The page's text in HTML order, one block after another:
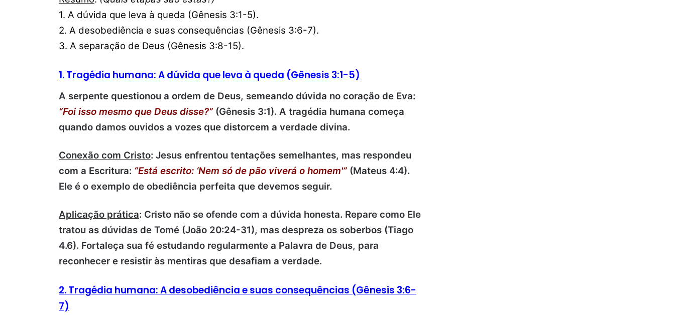
1. A dúvida que leva à queda (Gênesis 3:1-5).
2. A desobediência e suas consequências (Gênesis 3:6-7).
3. A separação de Deus (Gênesis 3:8-15).​
1. Tragédia humana: A dúvida que leva à queda (Gênesis 3:1-5)
A serpente questionou a ordem de Deus, semeando dúvida no coração de Eva:
“Foi isso mesmo que Deus disse?” (Gênesis 3:1). A tragédia humana começa
quando damos ouvidos a vozes que distorcem a verdade divina.
Conexão com Cristo: Jesus enfrentou tentações semelhantes, mas respondeu
com a Escritura: “Está escrito: ‘Nem só de pão viverá o homem'” (Mateus 4:4).
Ele é o exemplo de obediência perfeita que devemos seguir.
Aplicação prática: Cristo não se ofende com a dúvida honesta. Repare como Ele
tratou as dúvidas de Tomé (João 20:24-31), mas despreza os soberbos (Tiago
4.6). Fortaleça sua fé estudando regularmente a Palavra de Deus, para
reconhecer e resistir às mentiras que desafiam a verdade.
2. Tragédia humana: A desobediência e suas consequências (Gênesis 3:6-
7)